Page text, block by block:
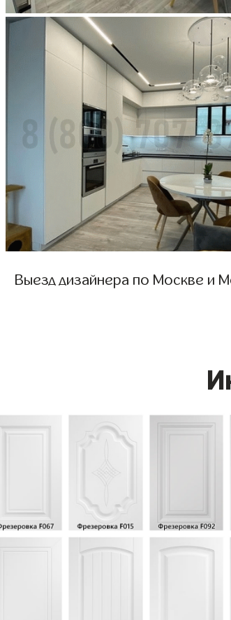
Выезд дизайнера по Москве и